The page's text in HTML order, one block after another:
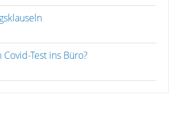
Test ins Büro?